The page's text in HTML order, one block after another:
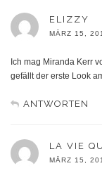
ELIZZY
MÄRZ 15,
Ich mag Miranda Kerr
gefällt der erste Look
ANTWORTEN
LA VIE
MÄRZ 15,